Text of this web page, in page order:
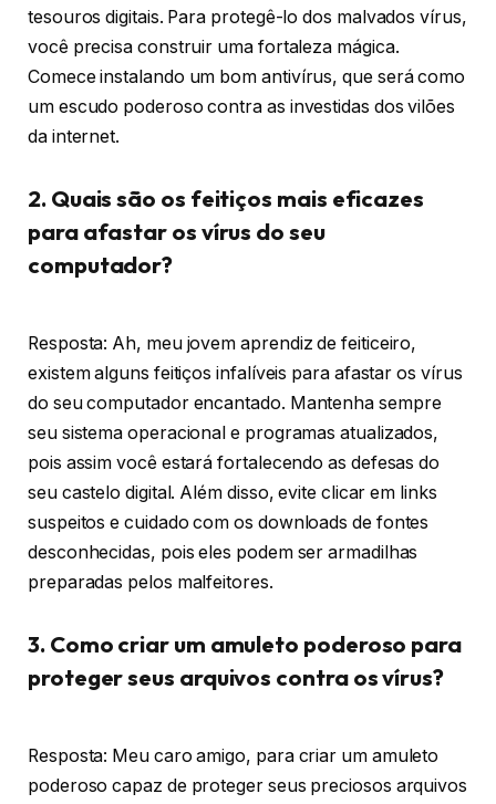
tesouros digitais. Para protegê-lo dos malvados vírus,
você precisa construir uma fortaleza mágica.
Comece instalando um bom antivírus, que será como
um escudo poderoso contra as investidas dos vilões
da internet.
2. Quais são os feitiços mais eficazes
para afastar os vírus do seu
computador?
Resposta: Ah, meu jovem aprendiz de feiticeiro,
existem alguns feitiços infalíveis para afastar os vírus
do seu computador encantado. Mantenha sempre
seu sistema operacional e programas atualizados,
pois assim você estará fortalecendo as defesas do
seu castelo digital. Além disso, evite clicar em links
suspeitos e cuidado com os downloads de fontes
desconhecidas, pois eles podem ser armadilhas
preparadas pelos malfeitores.
3. Como criar um amuleto poderoso para
proteger seus arquivos contra os vírus?
Resposta: Meu caro amigo, para criar um amuleto
poderoso capaz de proteger seus preciosos arquivos